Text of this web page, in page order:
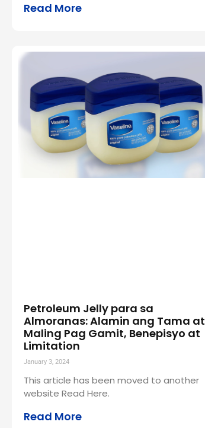
Read More
Petroleum Jelly para sa
Almoranas: Alamin ang Tama at
Maling Pag Gamit, Benepisyo at
Limitation
January 3, 2024
This article has been moved to another
website Read Here.
Read More